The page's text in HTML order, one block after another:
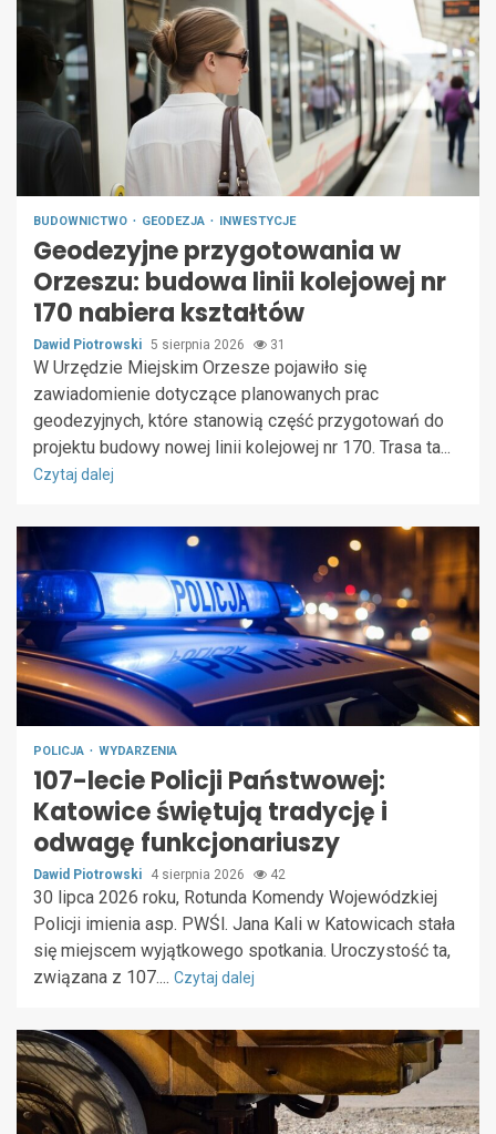
BUDOWNICTWO GEODEZJA INWESTYCJE
Geodezyjne przygotowania w
Orzeszu: budowa linii kolejowej nr
170 nabiera kształtów
Dawid Piotrowski 5 sierpnia 2026 31
W Urzędzie Miejskim Orzesze pojawiło się
zawiadomienie dotyczące planowanych prac
geodezyjnych, które stanowią część przygotowań do
projektu budowy nowej linii kolejowej nr 170. Trasa ta...
Czytaj dalej
POLICJA WYDARZENIA
107-lecie Policji Państwowej:
Katowice świętują tradycję i
odwagę funkcjonariuszy
Dawid Piotrowski 4 sierpnia 2026 42
30 lipca 2026 roku, Rotunda Komendy Wojewódzkiej
Policji imienia asp. PWŚl. Jana Kali w Katowicach stała
się miejscem wyjątkowego spotkania. Uroczystość ta,
związana z 107.... Czytaj dalej